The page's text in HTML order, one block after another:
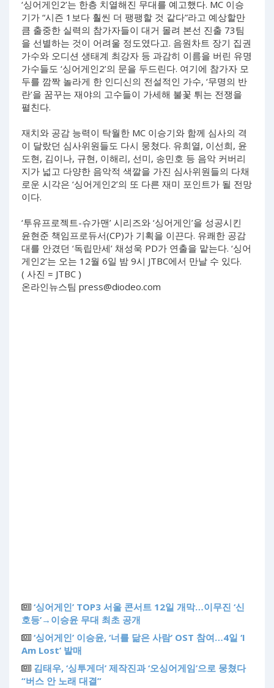
‘싱어게인2’는 한층 치열해진 무대를 예고했다. MC 이승
기가 “시즌 1보다 훨씬 더 팽팽할 것 같다”라고 예상할만
큼 출중한 실력의 참가자들이 대거 몰려 본선 진출 73팀
을 선별하는 것이 어려울 정도였다고. 음원차트 장기 집권
가수와 오디션 생태계 최강자 등 과감히 이름을 버린 유명
가수들도 ‘싱어게인2’의 문을 두드린다. 여기에 참가자 모
두를 깜짝 놀라게 한 인디신의 전설적인 가수, ‘무명의 반
란’을 꿈꾸는 재야의 고수들이 가세해 불꽃 튀는 전쟁을
펼친다.
재치와 공감 능력이 탁월한 MC 이승기와 함께 심사의 격
이 달랐던 심사위원들도 다시 뭉쳤다. 유희열, 이선희, 윤
도현, 김이나, 규현, 이해리, 선미, 송민호 등 음악 커버리
지가 넓고 다양한 음악적 색깔을 가진 심사위원들의 다채
로운 시각은 ‘싱어게인2’의 또 다른 재미 포인트가 될 전망
이다.
‘투유프로젝트-슈가맨’ 시리즈와 ‘싱어게인’을 성공시킨
윤현준 책임프로듀서(CP)가 기획을 이끈다. 유쾌한 공감
대를 안겼던 ‘독립만세’ 채성욱 PD가 연출을 맡는다. ‘싱어
게인2’는 오는 12월 6일 밤 9시 JTBC에서 만날 수 있다.
( 사진 = JTBC )
온라인뉴스팀 press@diodeo.com
‘싱어게인’ TOP3 서울 콘서트 12일 개막…이무진 ‘신
호등’→이승윤 무대 최초 공개
‘싱어게인’ 이승윤, ‘너를 닮은 사람’ OST 참여…4일 ‘I
Am Lost’ 발매
김태우, ‘싱투게더’ 제작진과 ‘오싱어게임’으로 뭉쳤다
“버스 안 노래 대결”